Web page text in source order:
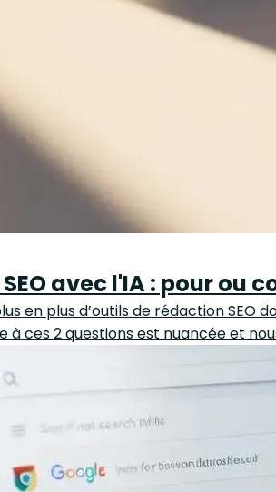
avec l'IA : pour ou
en plus d’outils de rédaction
à ces 2 questions est nuancée et